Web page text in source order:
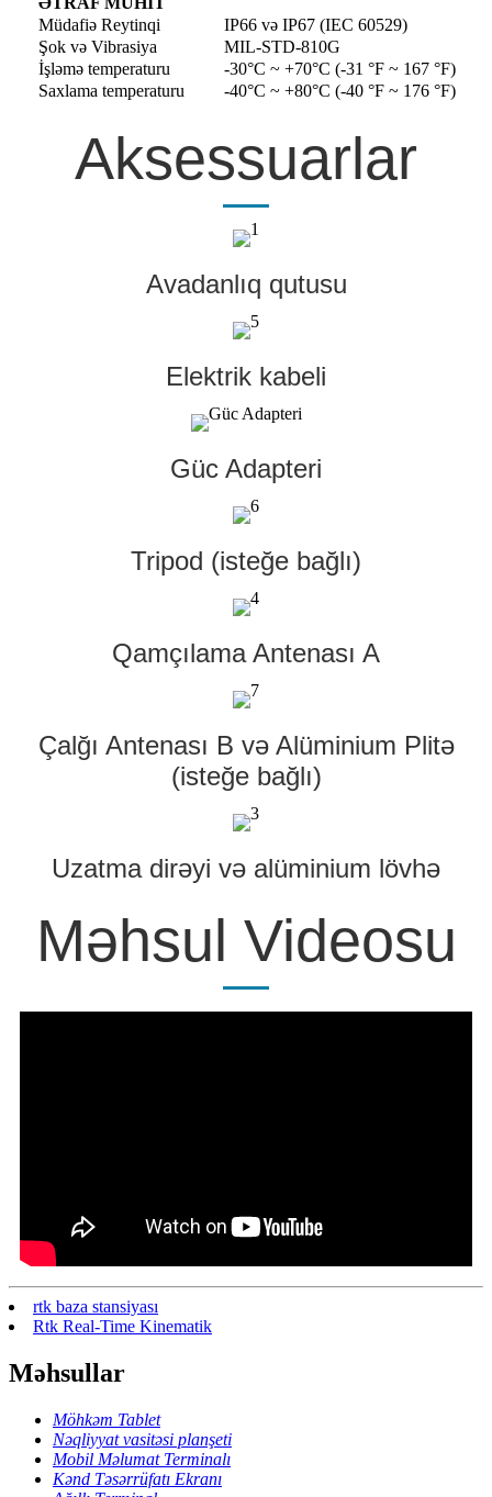
Müdafiə Reytinqi
IP66 və IP67 (IEC 60529)
Şok və Vibrasiya
MIL-STD-810G
İşləmə temperaturu
-30°C ~ +70°C (-31 °F ~ 167 °F)
Saxlama temperaturu
-40°C ~ +80°C (-40 °F ~ 176 °F)
Aksessuarlar
Avadanlıq qutusu
Elektrik kabeli
Güc Adapteri
Tripod (isteğe bağlı)
Qamçılama Antenası A
Çalğı Antenası B və Alüminium Plitə
(isteğe bağlı)
Uzatma dirəyi və alüminium lövhə
Məhsul Videosu
rtk baza stansiyası
Rtk Real-Time Kinematik
Məhsullar
Möhkəm Tablet
Nəqliyyat vasitəsi planşeti
Mobil Məlumat Terminalı
Kənd Təsərrüfatı Ekranı